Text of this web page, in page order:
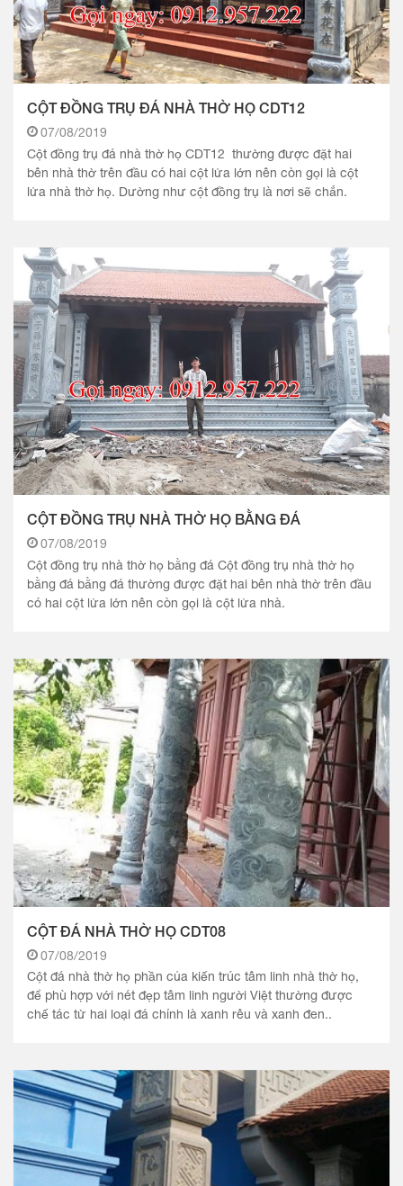
CỘT ĐỒNG TRỤ ĐÁ NHÀ THỜ HỌ CDT12
07/08/2019
Cột đồng trụ đá nhà thờ họ CDT12 thường được đặt hai
bên nhà thờ trên đầu có hai cột lửa lớn nên còn gọi là cột
lửa nhà thờ họ. Dường như cột đồng trụ là nơi sẽ chắn.
CỘT ĐỒNG TRỤ NHÀ THỜ HỌ BẰNG ĐÁ
07/08/2019
Cột đồng trụ nhà thờ họ bằng đá Cột đồng trụ nhà thờ họ
bằng đá bằng đá thường được đặt hai bên nhà thờ trên đầu
có hai cột lửa lớn nên còn gọi là cột lửa nhà.
CỘT ĐÁ NHÀ THỜ HỌ CDT08
07/08/2019
Cột đá nhà thờ họ phần của kiến trúc tâm linh nhà thờ họ,
để phù hợp với nét đẹp tâm linh người Việt thường được
chế tác từ hai loại đá chính là xanh rêu và xanh đen..